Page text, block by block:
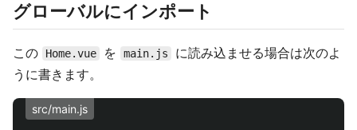
グローバルにインポート
この Home.vue を main.js
に読み込ませる場合は次のよ
うに書きます。
src/main.js